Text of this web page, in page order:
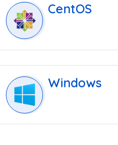
CentOS
Windows